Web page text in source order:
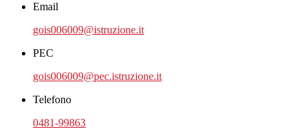
Email
gois006009@istruzione.it
PEC
gois006009@pec.istruzione.it
Telefono
0481-99863